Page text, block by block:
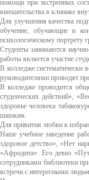
помощи при экстренных
вмешательства в клинике
Для улучшения качества
обучение, обучающие и
психологическому портрету
Студенты занимаются
работы является участие
В колледже систематически
руководителями проводят
В колледже проводится
студенческих действий»,
здоровье человека
шашкам.
Для привития любви к
Наше учебное заведение
здоровое детство», «Нет
«Афродита». Его девиз
сотрудниками библиотеки
встречи с интересными